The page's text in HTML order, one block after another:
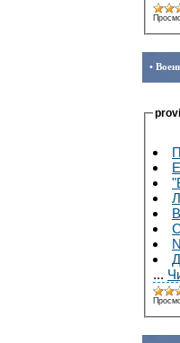
•
...